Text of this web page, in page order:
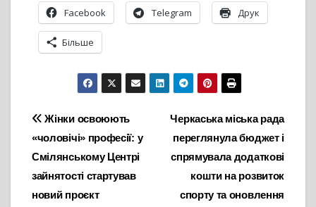
Facebook Telegram Друк
Більше
Навігація
записів
Черкаська міська рада
переглянула бюджет і
спрямувала додаткові
кошти на розвиток
спорту та оновлення
Жінки освоюють
«чоловічі» професії: у
Смілянському Центрі
зайнятості стартував
новий проєкт